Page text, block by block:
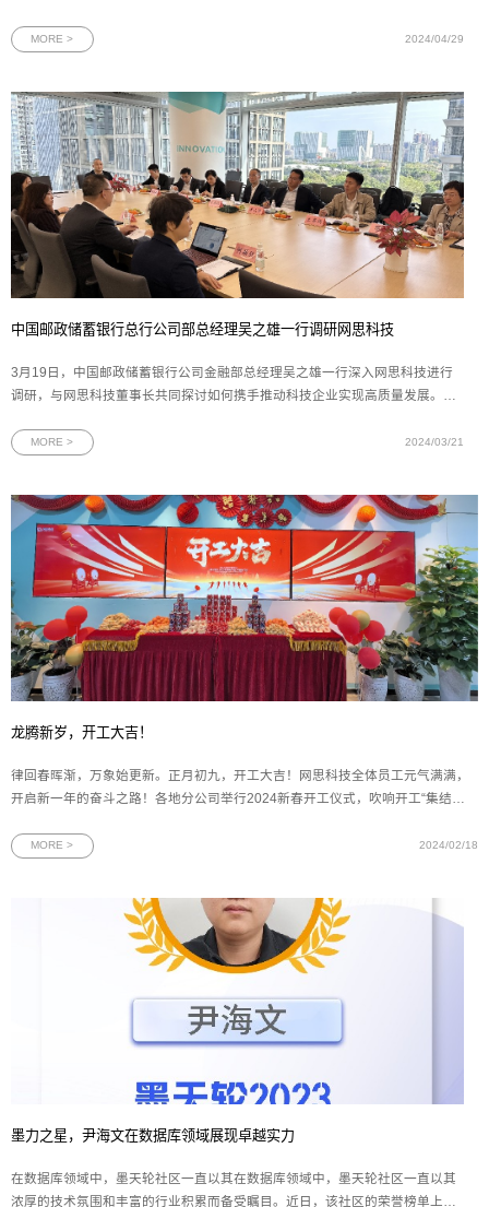
其最新研发的AlphaMind® AI视觉感知平台和一系列AI智慧解决方案精彩亮
MORE > 2024/04/29
中国邮政储蓄银行总行公司部总经理吴之雄一行调研网思科技
3月19日，中国邮政储蓄银行公司金融部总经理吴之雄一行深入网思科技进行
调研，与网思科技董事长共同探讨如何携手推动科技企业实现高质量发展。中
副行长夏春林、马天楠，广东省分行公司金融部副总经理倪君，广州市分行副
MORE > 2024/03/21
龙腾新岁，开工大吉！
律回春晖渐，万象始更新。正月初九，开工大吉！网思科技全体员工元气满满，
开启新一年的奋斗之路！各地分公司举行2024新春开工仪式，吹响开工“集结
繁为简解疑难。崭新征程自今始，勇往直前不畏艰。2024，我们同舟共济，再创
MORE > 2024/02/18
墨力之星，尹海文在数据库领域展现卓越实力
在数据库领域中，墨天轮社区一直以其在数据库领域中，墨天轮社区一直以其
浓厚的技术氛围和丰富的行业积累而备受瞩目。近日，该社区的荣誉榜单上又